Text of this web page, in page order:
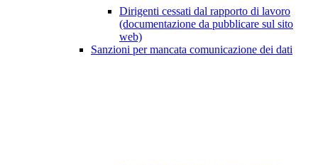
Dirigenti cessati dal rapporto di lavoro
(documentazione da pubblicare sul sito
web)
Sanzioni per mancata comunicazione dei dati